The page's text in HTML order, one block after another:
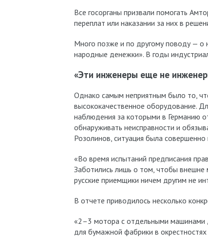
Все госорганы призвали помогать
переплат или наказании за них в
Много позже и по другому поводу — о
народные денежки». В годы
«Эти инженеры еще не
Однако самым неприятным было то,
высококачественное оборудование.
наблюдения за которыми в Германию
обнаруживать неисправности и
Розолинов, ситуация была совершенно
«Во время испытаний предписания
Заботились лишь о том, чтобы внешне
русские приемщики ничем другим не
В отчете приводилось несколько
«2–3 мотора с отдельными машинами
для бумажной фабрики в окрестностях